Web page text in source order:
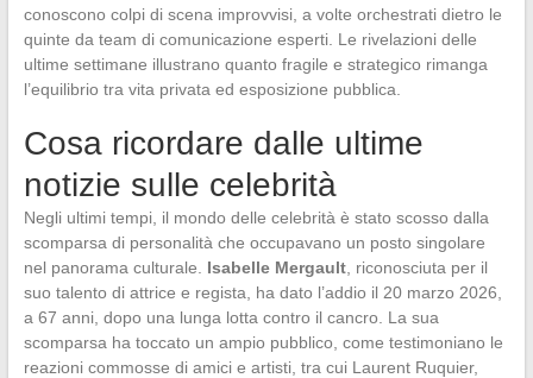
conoscono colpi di scena improvvisi, a volte orchestrati dietro le
quinte da team di comunicazione esperti. Le rivelazioni delle
ultime settimane illustrano quanto fragile e strategico rimanga
l’equilibrio tra vita privata ed esposizione pubblica.
Cosa ricordare dalle ultime
notizie sulle celebrità
Negli ultimi tempi, il mondo delle celebrità è stato scosso dalla
scomparsa di personalità che occupavano un posto singolare
nel panorama culturale. Isabelle Mergault, riconosciuta per il
suo talento di attrice e regista, ha dato l’addio il 20 marzo 2026,
a 67 anni, dopo una lunga lotta contro il cancro. La sua
scomparsa ha toccato un ampio pubblico, come testimoniano le
reazioni commosse di amici e artisti, tra cui Laurent Ruquier,